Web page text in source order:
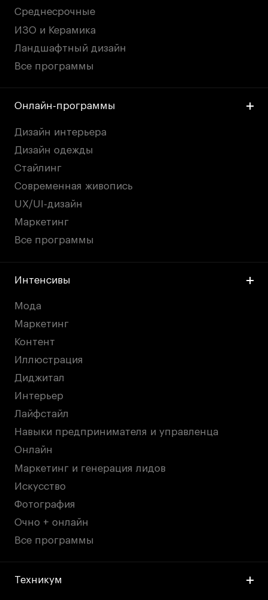
Среднесрочные
ИЗО и Керамика
Ландшафтный дизайн
Все программы
Онлайн-программы
Дизайн интерьера
Дизайн одежды
Стайлинг
Современная живопись
UX/UI-дизайн
Маркетинг
Все программы
Интенсивы
Мода
Маркетинг
Контент
Иллюстрация
Диджитал
Интерьер
Лайфстайл
Навыки предпринимателя и управленца
Онлайн
Маркетинг и генерация лидов
Искусство
Фотография
Очно + онлайн
Все программы
Техникум